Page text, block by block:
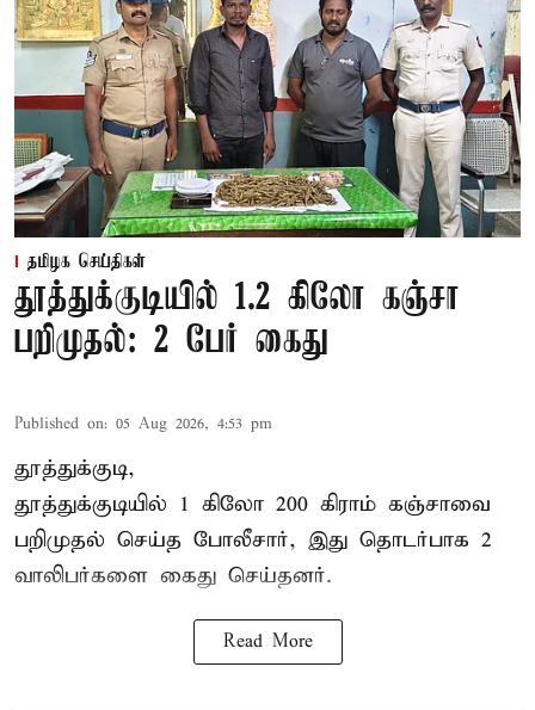
தமிழக செய்திகள்
தூத்துக்குடியில் 1.2 கிலோ கஞ்சா
பறிமுதல்: 2 பேர் கைது
Published on: 05 Aug 2026, 4:53 pm
தூத்துக்குடி,
தூத்துக்குடியில் 1 கிலோ 200 கிராம் கஞ்சாவை
பறிமுதல் செய்த போலீசார், இது தொடர்பாக 2
வாலிபர்களை கைது செய்தனர்.
Read More